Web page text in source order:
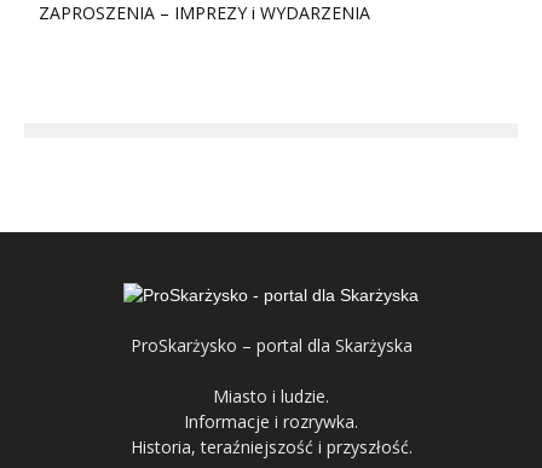
ZAPROSZENIA – IMPREZY i WYDARZENIA
ProSkarżysko – portal dla Skarżyska
Miasto i ludzie.
Informacje i rozrywka.
Historia, teraźniejszość i przyszłość.